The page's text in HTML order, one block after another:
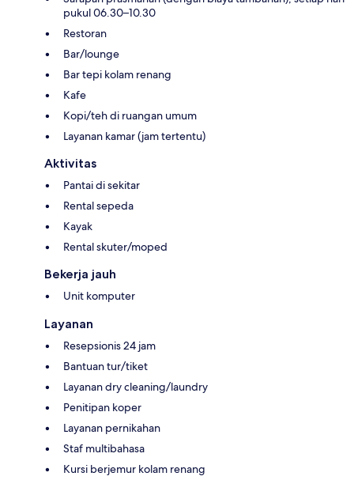
pukul 06.30–10.30
Restoran
Bar/lounge
Bar tepi kolam renang
Kafe
Kopi/teh di ruangan umum
Layanan kamar (jam tertentu)
Aktivitas
Pantai di sekitar
Rental sepeda
Kayak
Rental skuter/moped
Bekerja jauh
Unit komputer
Layanan
Resepsionis 24 jam
Bantuan tur/tiket
Layanan dry cleaning/laundry
Penitipan koper
Layanan pernikahan
Staf multibahasa
Kursi berjemur kolam renang